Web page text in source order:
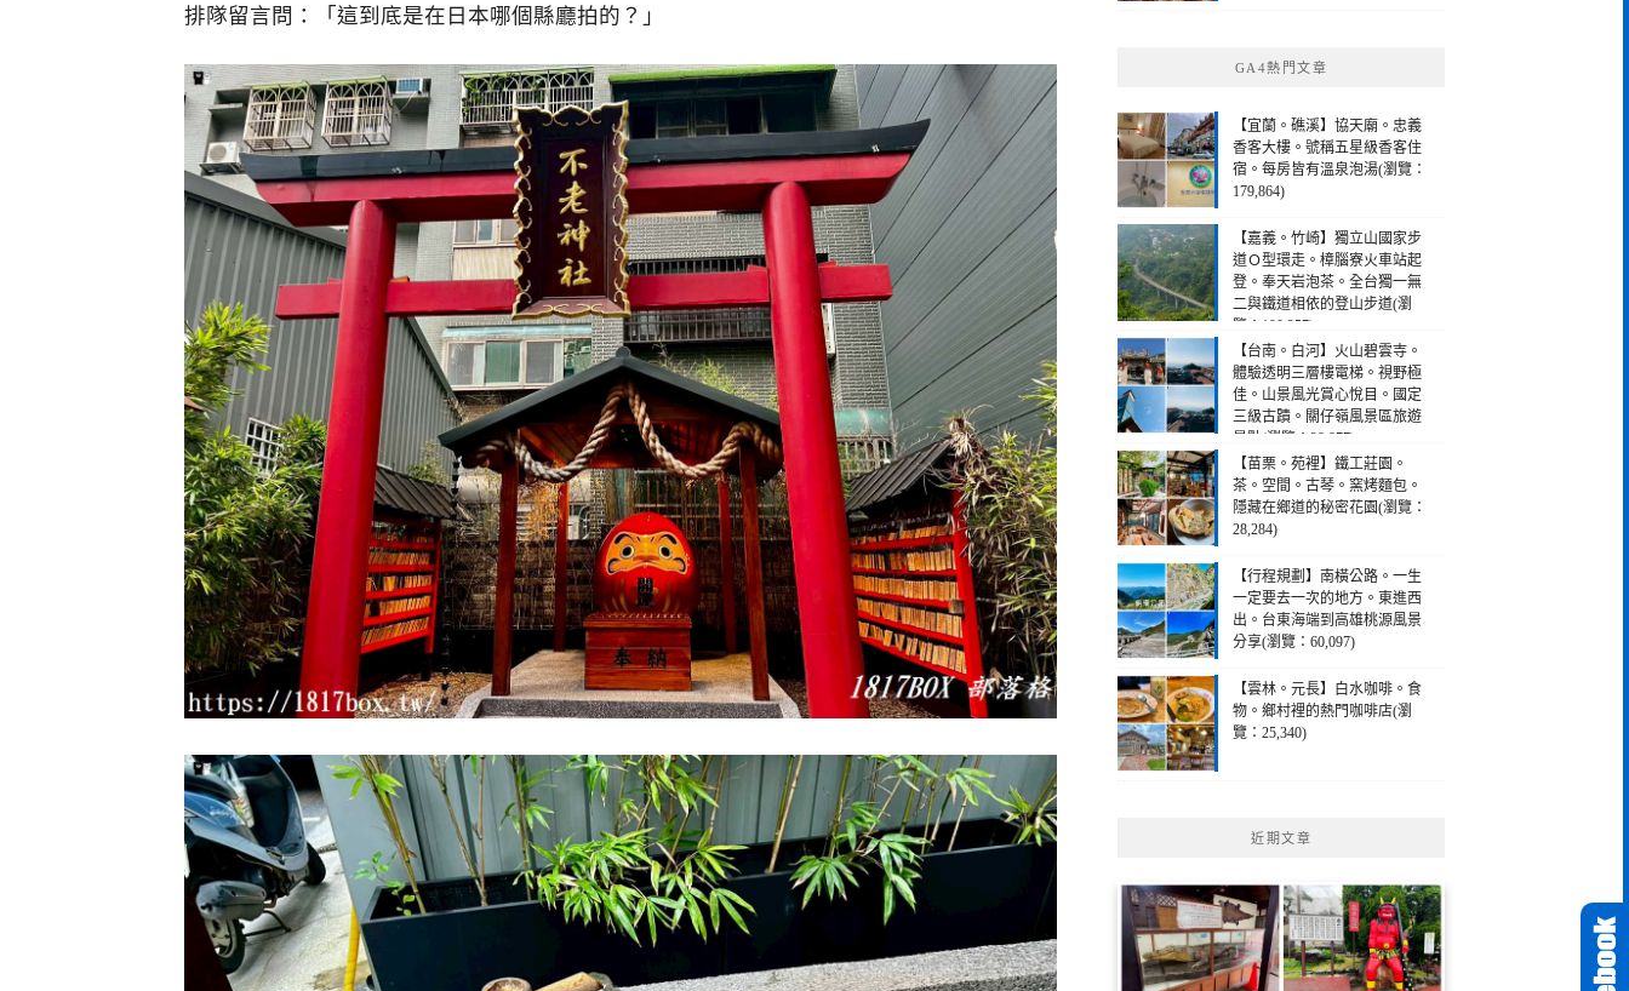
排隊留言問：「這到底是在日本哪個縣廳拍的？」
GA4熱門文章
【宜蘭。礁溪】協天廟。忠義
香客大樓。號稱五星級香客住
宿。每房皆有溫泉泡湯(瀏覽：
179,864)
【嘉義。竹崎】獨立山國家步
道Ｏ型環走。樟腦寮火車站起
登。奉天岩泡茶。全台獨一無
二與鐵道相依的登山步道(瀏
覽：190,257)
【台南。白河】火山碧雲寺。
體驗透明三層樓電梯。視野極
佳。山景風光賞心悅目。國定
三級古蹟。關仔嶺風景區旅遊
景點(瀏覽：28,977)
【苗栗。苑裡】鐵工莊園。
茶。空間。古琴。窯烤麵包。
隱藏在鄉道的秘密花園(瀏覽：
28,284)
【行程規劃】南橫公路。一生
一定要去一次的地方。東進西
出。台東海端到高雄桃源風景
分享(瀏覽：60,097)
【雲林。元長】白水咖啡。食
物。鄉村裡的熱門咖啡店(瀏
覽：25,340)
近期文章